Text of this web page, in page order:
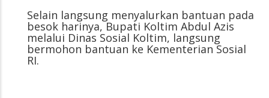
Selain langsung menyalurkan bantuan pada
besok harinya, Bupati Koltim Abdul Azis
melalui Dinas Sosial Koltim, langsung
bermohon bantuan ke Kementerian Sosial
RI.